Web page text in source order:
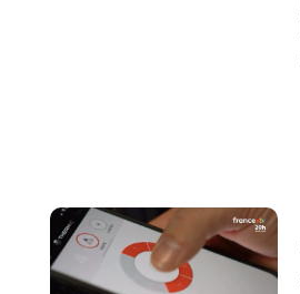
Image
gauche